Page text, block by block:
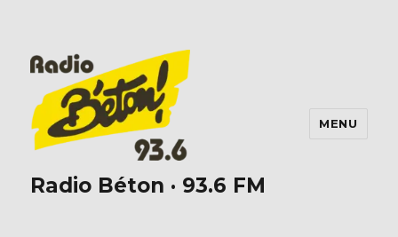
Radio Béton · 93.6 FM
MENU